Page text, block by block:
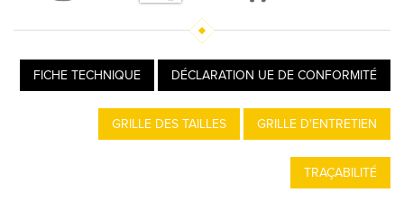
FICHE TECHNIQUE DÉCLARATION UE DE CONFORMITÉ
GRILLE DES TAILLES GRILLE D'ENTRETIEN
TRAÇABILITÉ